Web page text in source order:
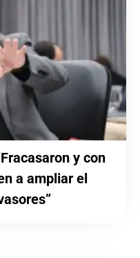
y con
a ampliar el